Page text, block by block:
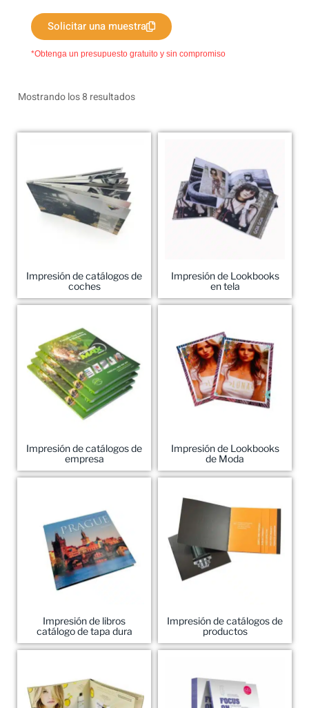
Solicitar una muestra
*Obtenga un presupuesto gratuito y sin compromiso
Mostrando los 8 resultados
Impresión de catálogos de
coches
Impresión de Lookbooks
en tela
Impresión de catálogos de
empresa
Impresión de Lookbooks
de Moda
Impresión de libros
catálogo de tapa dura
Impresión de catálogos de
productos